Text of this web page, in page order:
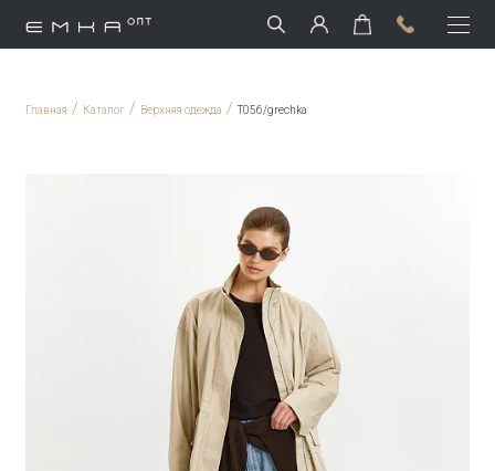
Главная / Каталог / Верхняя одежда / T056/grechka